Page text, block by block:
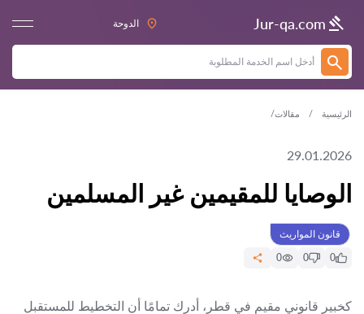
Jur-qa.com الدوحة
الرئيسية مقالات
29.01.2026
الوصايا للمقيمين غير المسلمين
قانون المواريث
0
0
0
كخبير قانوني مقيم في قطر، أدرك تمامًا أن التخطيط للمستقبل